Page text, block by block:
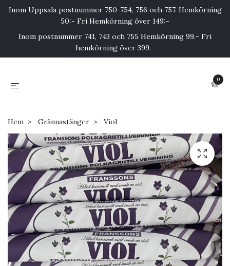
Inom Uppsala postnummer 750-754, 756 och 757. Hemkörning
50:- Fri Hemkörning över 149:-
Inom postnummer 741, 743 och 755 Hemkörning 99.- Fri
hemkörning över 399.-
0
Hem Grännastänger Viol